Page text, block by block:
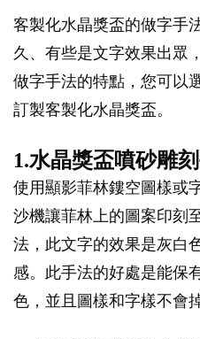
客製化水晶獎盃的做字手
久、有些是文字效果出眾
做字手法的特點，您可以
訂製客製化水晶獎盃。
1.水晶獎盃噴砂雕
使用顯影菲林鏤空圖樣或
沙機讓菲林上的圖案印刻
法，此文字的效果是灰白
感。此手法的好處是能保
色，並且圖樣和字樣不會